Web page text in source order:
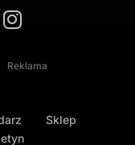
Reklama
Sklep